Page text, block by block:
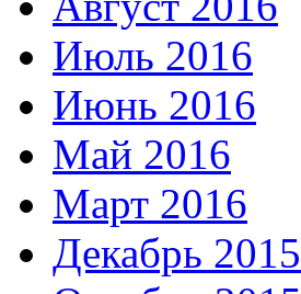
Июль 2016
Июнь 2016
Май 2016
Март 2016
Декабрь 2015